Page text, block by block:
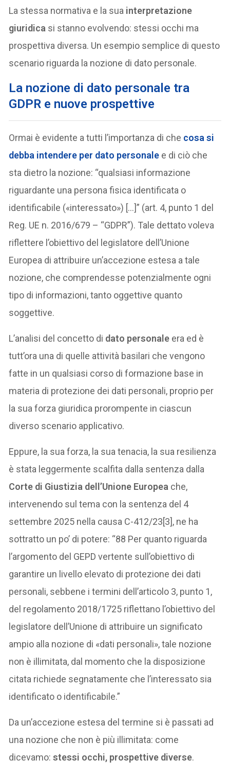
La stessa normativa e la sua interpretazione
giuridica si stanno evolvendo: stessi occhi ma
prospettiva diversa. Un esempio semplice di questo
scenario riguarda la nozione di dato personale.
La nozione di dato personale tra
GDPR e nuove prospettive
Ormai è evidente a tutti l’importanza di che cosa si
debba intendere per dato personale e di ciò che
sta dietro la nozione: “qualsiasi informazione
riguardante una persona fisica identificata o
identificabile («interessato») […]” (art. 4, punto 1 del
Reg. UE n. 2016/679 – “GDPR”). Tale dettato voleva
riflettere l’obiettivo del legislatore dell’Unione
Europea di attribuire un’accezione estesa a tale
nozione, che comprendesse potenzialmente ogni
tipo di informazioni, tanto oggettive quanto
soggettive.
L’analisi del concetto di dato personale era ed è
tutt’ora una di quelle attività basilari che vengono
fatte in un qualsiasi corso di formazione base in
materia di protezione dei dati personali, proprio per
la sua forza giuridica prorompente in ciascun
diverso scenario applicativo.
Eppure, la sua forza, la sua tenacia, la sua resilienza
è stata leggermente scalfita dalla sentenza dalla
Corte di Giustizia dell’Unione Europea che,
intervenendo sul tema con la sentenza del 4
settembre 2025 nella causa C-412/23[3], ne ha
sottratto un po’ di potere: “88 Per quanto riguarda
l’argomento del GEPD vertente sull’obiettivo di
garantire un livello elevato di protezione dei dati
personali, sebbene i termini dell’articolo 3, punto 1,
del regolamento 2018/1725 riflettano l’obiettivo del
legislatore dell’Unione di attribuire un significato
ampio alla nozione di «dati personali», tale nozione
non è illimitata, dal momento che la disposizione
citata richiede segnatamente che l’interessato sia
identificato o identificabile.”
Da un’accezione estesa del termine si è passati ad
una nozione che non è più illimitata: come
dicevamo:stessi occhi, prospettive diverse.